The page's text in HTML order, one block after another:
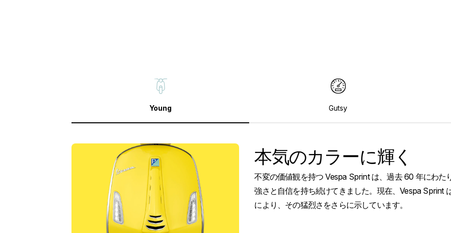
Young Gutsy
本気のカラーに輝く
不変の価値観を持つ Vespa Sprint は、過去 60 年にわ
強さと自信を持ち続けてきました。現在、Vespa Sprint
により、その猛烈さをさらに示しています。